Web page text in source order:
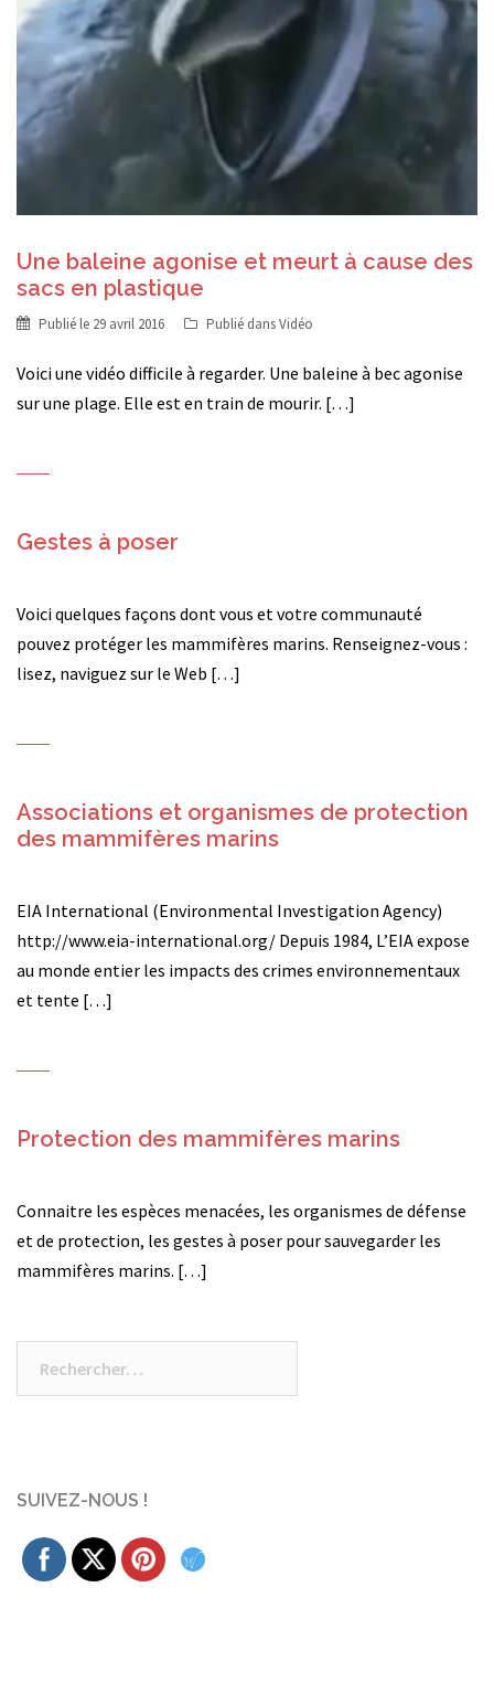
Une baleine agonise et meurt à cause des
sacs en plastique
Publié le 29 avril 2016 Publié dansVidéo
Voici une vidéo difficile à regarder. Une baleine à bec agonise
sur une plage. Elle est en train de mourir. […]
Gestes à poser
Voici quelques façons dont vous et votre communauté
pouvez protéger les mammifères marins. Renseignez-vous :
lisez, naviguez sur le Web […]
Associations et organismes de protection
des mammifères marins
EIA International (Environmental Investigation Agency)
http://www.eia-international.org/ Depuis 1984, L’EIA expose
au monde entier les impacts des crimes environnementaux
et tente […]
Protection des mammifères marins
Connaitre les espèces menacées, les organismes de défense
et de protection, les gestes à poser pour sauvegarder les
mammifères marins. […]
SUIVEZ-NOUS !